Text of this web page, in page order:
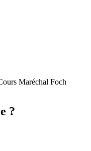
Maréchal Foch
?